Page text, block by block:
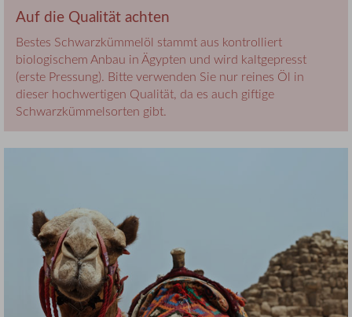
Auf die Qualität achten
Bestes Schwarzkümmelöl stammt aus kontrolliert
biologischem Anbau in Ägypten und wird kaltgepresst
(erste Pressung). Bitte verwenden Sie nur reines Öl in
dieser hochwertigen Qualität, da es auch giftige
Schwarzkümmelsorten gibt.